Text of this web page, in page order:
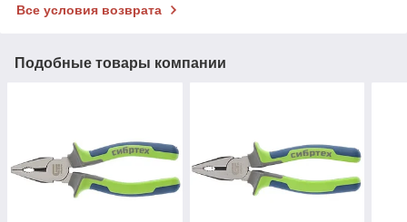
Все условия возврата
Подобные товары компании